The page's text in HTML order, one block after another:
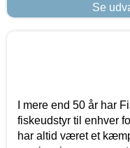
Se
I mere end 50 år har
fiskeudstyr til enhver
har altid været et